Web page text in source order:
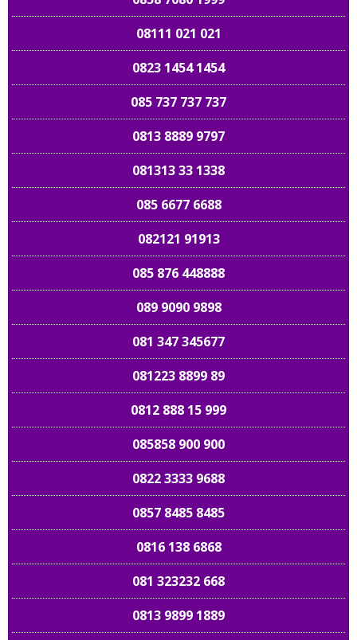
08111 021 021
0823 1454 1454
085 737 737 737
0813 8889 9797
081313 33 1338
085 6677 6688
082121 91913
085 876 448888
089 9090 9898
081 347 345677
081223 8899 89
0812 888 15 999
085858 900 900
0822 3333 9688
0857 8485 8485
0816 138 6868
081 323232 668
0813 9899 1889